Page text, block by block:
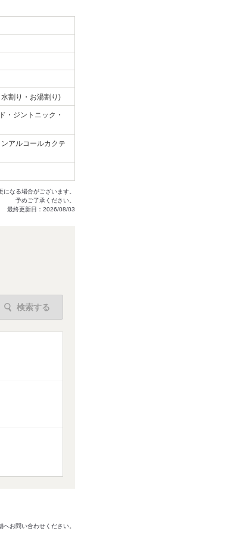
割り・お湯割り)
・ジントニック・
アルコールカクテ
なる場合がございます。
予めご了承ください。
最終更新日：2026/08/03
検索する
お問い合わせください。